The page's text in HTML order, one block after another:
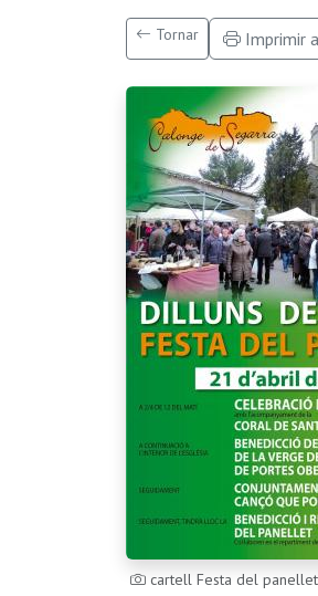
Tornar Imprimir
cartell Festa del panellet